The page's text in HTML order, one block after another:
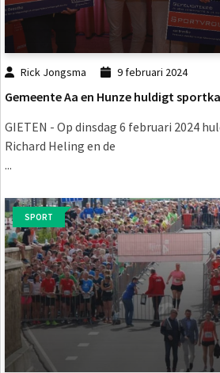
Rick Jongsma 9 februari 2024
Gemeente Aa en Hunze huldigt
GIETEN - Op dinsdag 6 februari 2024
Richard Heling en de
...
SPORT